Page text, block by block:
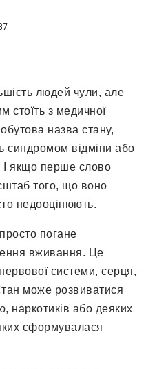
людей чули, але
стоїть з медичної
назва стану,
синдромом відміни або
якщо перше слово
того, що воно
недооцінюють.
погане
вживання. Це
системи, серця,
може розвиватися
наркотиків або деяких
сформувалася